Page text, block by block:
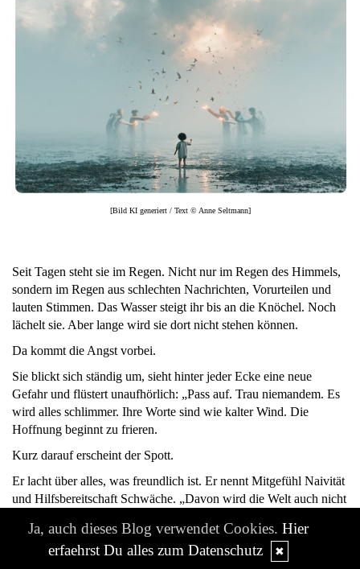
[Bild KI generiert / Text © Anne Seltmann]
Seit Tagen steht sie im Regen. Nicht nur im Regen des Himmels,
sondern im Regen aus schlechten Nachrichten, Vorurteilen und
lauten Stimmen. Das Wasser steigt ihr bis an die Knöchel. Noch
lächelt sie. Aber lange wird sie dort nicht stehen können.
Da kommt die Angst vorbei.
Sie blickt sich ständig um, sieht hinter jeder Ecke eine neue
Gefahr und flüstert unaufhörlich: „Pass auf. Trau niemandem. Es
wird alles schlimmer. Ihre Worte sind wie kalter Wind. Die
Hoffnung beginnt zu frieren.
Kurz darauf erscheint der Spott.
Er lacht über alles, was freundlich ist. Er nennt Mitgefühl Naivität
und Hilfsbereitschaft Schwäche. „Davon wird die Welt auch nicht
senkt den Blick.
Dann kommt die Eile.
Ja, auch dieses Blog verwendet Cookies. Hier
erfaehrst Du alles zum Datenschutz
✖